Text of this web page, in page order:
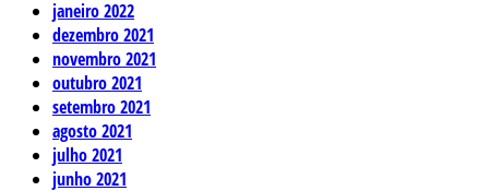
janeiro 2022
dezembro 2021
novembro 2021
outubro 2021
setembro 2021
agosto 2021
julho 2021
junho 2021